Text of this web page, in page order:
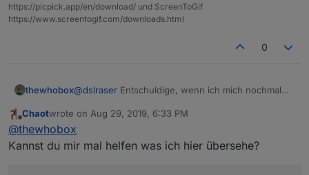
https://picpick.app/en/download/ und ScreenToGif
https://www.screentogif.com/downloads.html
0
thewhobox@dslraser Entschuldige, wenn ich mich nochmal
Code in deinem Skript^^
Ich hab das mal zusammen gefasst:
Spoiler
Offline
Chaotwrote on Aug 29, 2019, 6:33 PM
last edited by
@thewhobox
Kannst du mir mal helfen was ich hier übersehe?